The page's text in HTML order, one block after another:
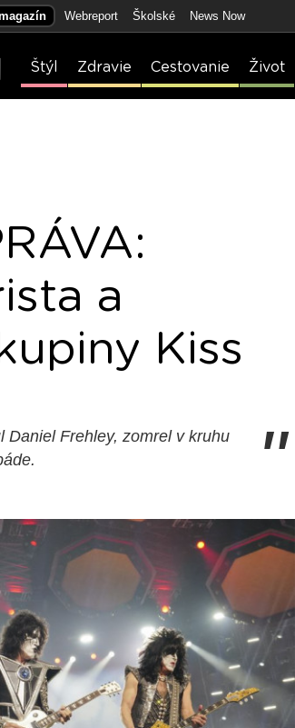
Webreport Školské News Now
Štýl Zdravie Cestovanie Život
a
Kiss
Daniel Frehley, zomrel v kruhu
"